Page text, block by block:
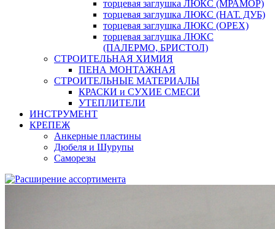
торцевая заглушка ЛЮКС (МРАМОР)
торцевая заглушка ЛЮКС (НАТ. ДУБ)
торцевая заглушка ЛЮКС (ОРЕХ)
торцевая заглушка ЛЮКС
(ПАЛЕРМО, БРИСТОЛ)
СТРОИТЕЛЬНАЯ ХИМИЯ
ПЕНА МОНТАЖНАЯ
СТРОИТЕЛЬНЫЕ МАТЕРИАЛЫ
КРАСКИ и СУХИЕ СМЕСИ
УТЕПЛИТЕЛИ
ИНСТРУМЕНТ
КРЕПЕЖ
Анкерные пластины
Дюбеля и Шурупы
Саморезы